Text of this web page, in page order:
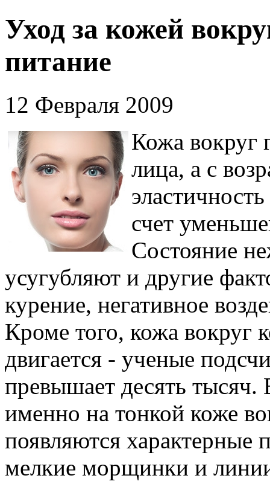
Уход за кожей
питание
12 Февраля 2009
Кожа вокруг
лица, а с
счет
Состояние
усугубляют и другие
курение, негативное
Кроме того, кожа вокруг
двигается - ученые
превышает десять тысяч.
именно на тонкой коже
появляются характерные
мелкие морщинки и